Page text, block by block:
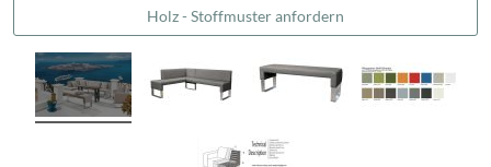
Holz - Stoffmuster anfordern